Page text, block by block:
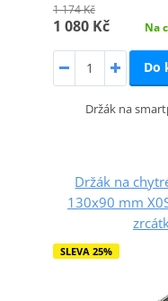
1 174 Kč
1 080 Kč Na
Do
Držák na
Držák na
130x90 mm
SLEVA 25%